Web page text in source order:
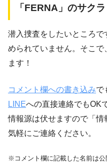
「FERNA」のサクラ
潜入捜査をしたいところ
められていません。そこ
ます！
コメント欄への書き込みで
LINEへの直接連絡でもOK
情報源は伏せますので「
気軽にご連絡ください。
※コメント欄に記載した名前は公